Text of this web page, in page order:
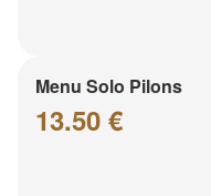
Menu Solo Pilons
13.50 €